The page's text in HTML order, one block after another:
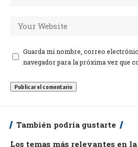
Guarda mi nombre, correo
navegador para la próxima vez que
También podría gustarte
Los temas más relevantes en la